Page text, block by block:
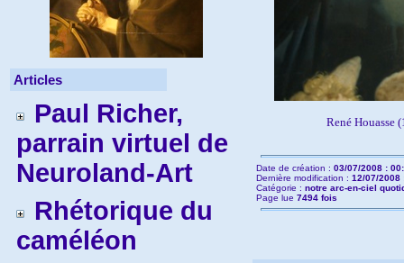
Articles
Paul Richer,
parrain virtuel de
Neuroland-Art
Rhétorique du
caméléon
René Houasse
Date de création : 03/07/2008 :
Dernière modification : 12/07/2008
Catégorie : notre arc-en-ciel
Page lue 7494 fois